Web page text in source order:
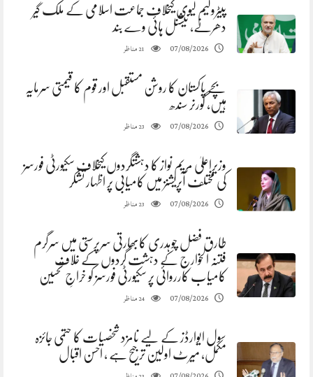
پیٹرولیم لیوی کیخلاف جماعت اسلامی کے ملک گیر
دھرنے، نیشنل ہائی وے بند
07/08/2026
21مناظر
بچے پاکستان کا روشن مستقبل اور قوم کا قیمتی سرمایہ
ہیں، گورنر سندھ
07/08/2026
23مناظر
وزیراعلیٰ مریم نواز کا دہشتگردوں کیخلاف سکیورٹی فورسز
کی مختلف آپریشنز میں کامیابی پر اظہار تشکر
07/08/2026
23مناظر
طارق فضل چوہدری کابھارتی سرپرستی میں سرگرم
فتنہ الخوارج کے دہشت گردوں کے خلاف
کامیاب کارروائی پر سکیورٹی فورسز کو خراجِ تحسین
07/08/2026
24مناظر
سول ایوارڈز کے لیے نامزد شخصیات کا حتمی جائزہ
مکمل، میرٹ اولین ترجیح ہے ، احسن اقبال